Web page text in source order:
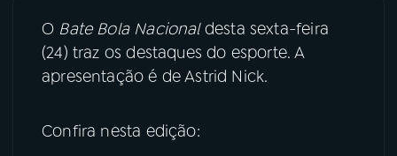
06VIDEOCASTS
O Bate Bola Nacionaldesta sexta-feira
(24) traz os destaques do esporte. A
apresentação é de Astrid Nick.
Confira nesta edição: